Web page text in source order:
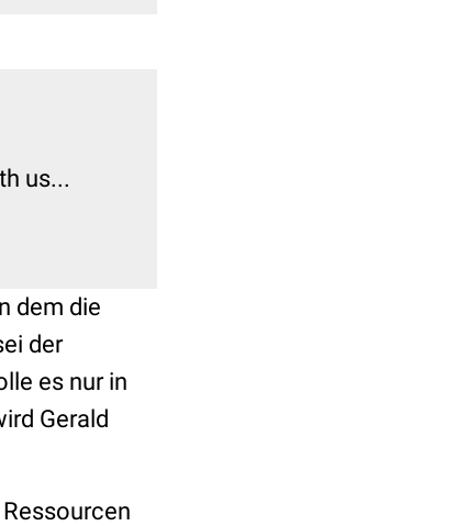
us...
dem die
der
es nur in
Gerald